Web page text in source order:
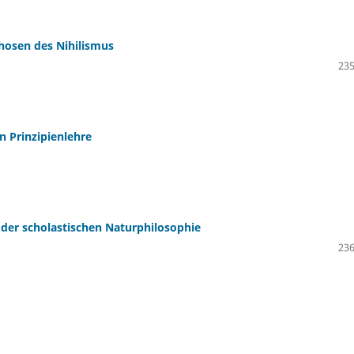
des Nihilismus
Prinzipienlehre
scholastischen Naturphilosophie